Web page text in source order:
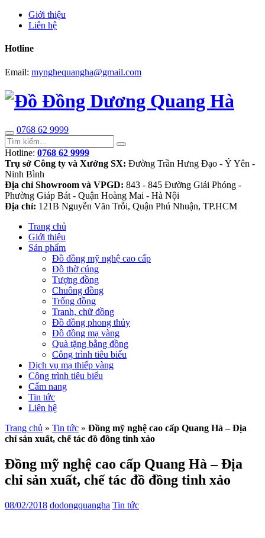
Giới thiệu
Liên hệ
Hotline
Email: mynghequangha@gmail.com
0768 62 9999
Hotline: 0768 62 9999
Trụ sở Công ty và Xưởng SX: Đường Trần Hưng Đạo - Ý Yên -
Ninh Bình
Địa chỉ Showroom và VPGD: 843 - 845 Đường Giải Phóng -
Phường Giáp Bát - Quận Hoàng Mai - Hà Nội
Địa chỉ: 121B Nguyễn Văn Trỗi, Quận Phú Nhuận, TP.HCM
Trang chủ
Giới thiệu
Sản phẩm
Đồ đồng mỹ nghệ cao cấp
Đồ thờ cúng
Tượng đồng
Chuông đồng
Trống đồng
Tranh, chữ đồng
Đồ đồng phong thủy
Đồ đồng mạ vàng
Quà tặng bằng đồng
Công trình tiêu biểu
Dịch vụ mạ thiếp vàng
Công trình tiêu biểu
Cẩm nang
Tin tức
Liên hệ
Trang chủ » Tin tức » Đồng mỹ nghệ cao cấp Quang Hà – Địa
chỉ sản xuất, chế tác đồ đồng tinh xảo
Đồng mỹ nghệ cao cấp Quang Hà – Địa
chỉ sản xuất, chế tác đồ đồng tinh xảo
08/02/2018 dodongquangha Tin tức